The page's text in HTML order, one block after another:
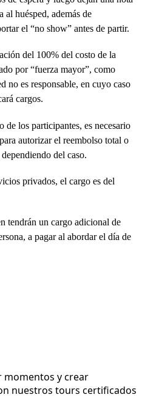
huésped, además de
el “no show” antes de partir.
del 100% del costo de la
por “fuerza mayor”, como
no es responsable, en cuyo caso
cargos.
de los participantes, es necesario
autorizar el reembolso total o
del caso.
privados, el cargo es del
tendrán un cargo adicional de
a pagar al abordar el día de
momentos y crear
nuestros tours certificados